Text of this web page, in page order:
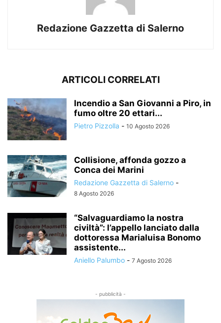
Redazione Gazzetta di Salerno
ARTICOLI CORRELATI
Incendio a San Giovanni a Piro, in
fumo oltre 20 ettari...
Pietro Pizzolla - 10 Agosto 2026
Collisione, affonda gozzo a
Conca dei Marini
Redazione Gazzetta di Salerno -
8 Agosto 2026
“Salvaguardiamo la nostra
civiltà”: l’appello lanciato dalla
dottoressa Marialuisa Bonomo
assistente...
Aniello Palumbo - 7 Agosto 2026
- pubblicità -